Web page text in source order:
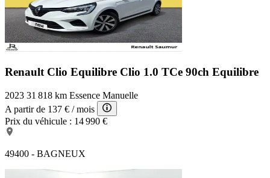
Renault Clio Equilibre Clio 1.0 TCe 90ch Equilibre
2023 31 818 km Essence Manuelle
A partir de 137 € / mois
Prix du véhicule : 14 990 €
49400 - BAGNEUX